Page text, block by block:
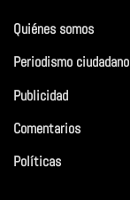
Quiénes somos
Periodismo ciudadano
Publicidad
Comentarios
Políticas